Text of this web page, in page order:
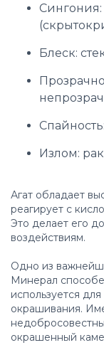
Сингония:
Блеск:
Излом:
Агат обладает
реагирует с
Это делает его
воздействиям.
Одно из
Минерал
используется
окрашивания.
окрашенный